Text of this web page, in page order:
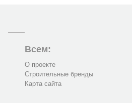
Всем:
О проекте
Строительные бренды
Карта сайта